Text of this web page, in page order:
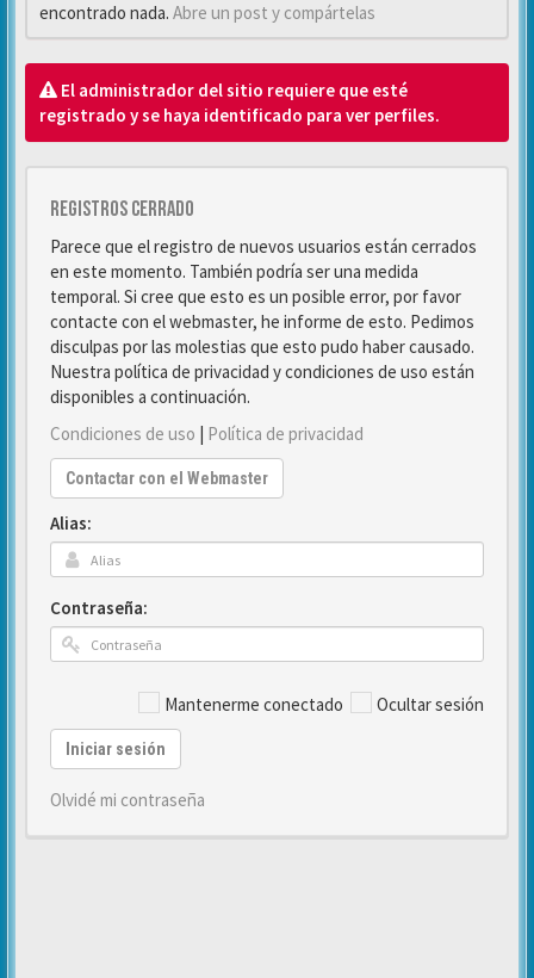
encontrado nada. Abre un post y compártelas
El administrador del sitio requiere que esté
registrado y se haya identificado para ver perfiles.
Registros cerrado
Parece que el registro de nuevos usuarios están cerrados
en este momento. También podría ser una medida
temporal. Si cree que esto es un posible error, por favor
contacte con el webmaster, he informe de esto. Pedimos
disculpas por las molestias que esto pudo haber causado.
Nuestra política de privacidad y condiciones de uso están
disponibles a continuación.
Condiciones de uso | Política de privacidad
Contactar con el Webmaster
Alias:
Contraseña:
Mantenerme conectado Ocultar sesión
Iniciar sesión
Olvidé mi contraseña